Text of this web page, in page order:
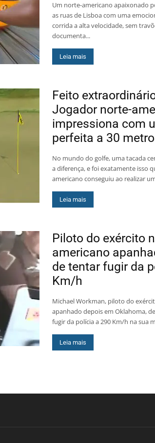
Um norte-americano apaixonado
as ruas de Lisboa com uma
corrida a alta velocidade, sem
documenta...
Leia mais
Feito
Jogador norte-
impressiona com
perfeita a 30
No mundo do golfe, uma tacada
a diferença, e foi exatamente isso
americano conseguiu ao realizar
Leia mais
Piloto do exército
americano
de tentar fugir da
Km/h
Michael Workman, piloto do
apanhado depois em Oklahoma,
fugir da polícia a 290 Km/h na sua
Leia mais